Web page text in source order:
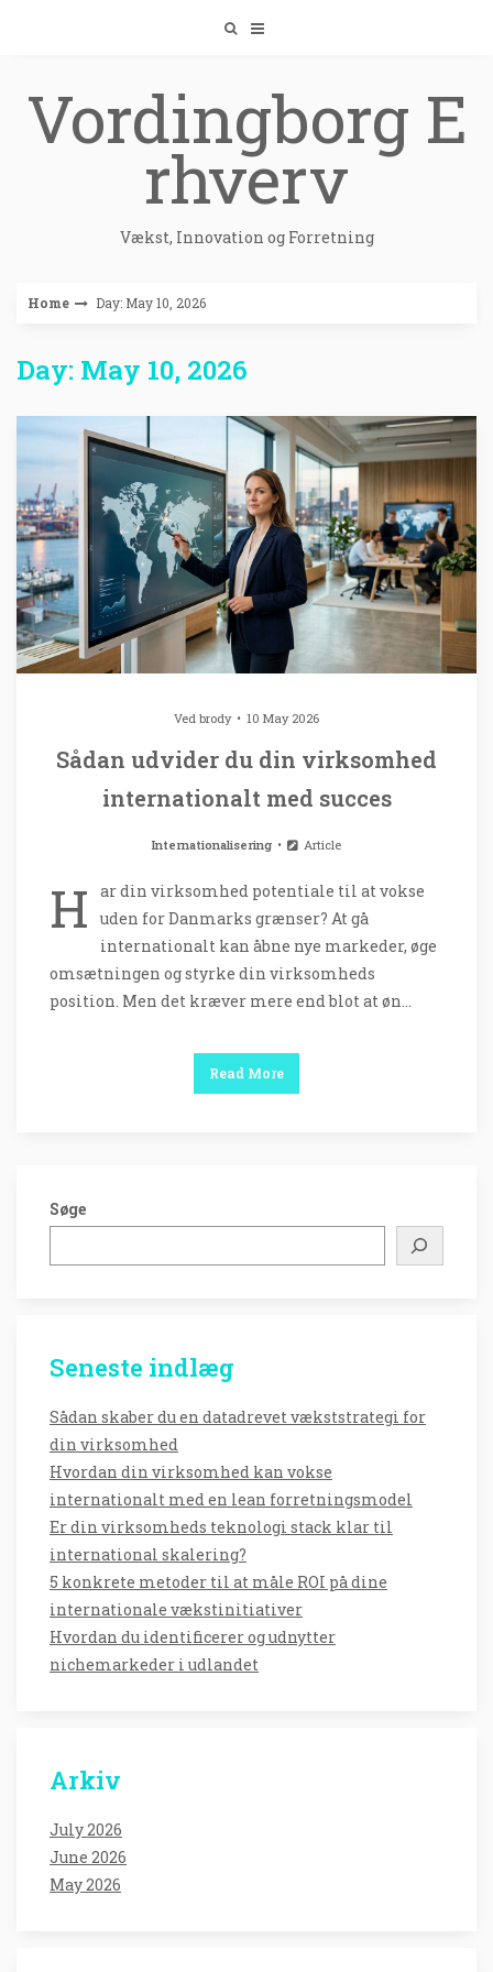
Vordingborg E
rhverv
Vækst, Innovation og Forretning
Home Day: May 10, 2026
Day: May 10, 2026
Ved brody 10 May 2026
Sådan udvider du din virksomhed
internationalt med succes
Internationalisering Article
H
ar din virksomhed potentiale til at vokse
uden for Danmarks grænser? At gå
internationalt kan åbne nye markeder, øge
omsætningen og styrke din virksomheds
position. Men det kræver mere end blot at øn…
Read More
Søge
Seneste indlæg
Sådan skaber du en datadrevet vækststrategi for
din virksomhed
Hvordan din virksomhed kan vokse
internationalt med en lean forretningsmodel
Er din virksomheds teknologi stack klar til
international skalering?
5 konkrete metoder til at måle ROI på dine
internationale vækstinitiativer
Hvordan du identificerer og udnytter
nichemarkeder i udlandet
Arkiv
July 2026
June 2026
May 2026